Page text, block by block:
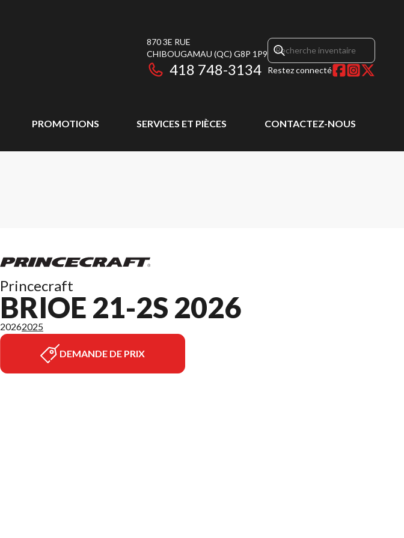
870 3E RUE
CHIBOUGAMAU (QC) G8P 1P9
418 748-3134 Restez connecté
PROMOTIONS SERVICES ET PIÈCES CONTACTEZ-NOUS
Princecraft
BRIOE 21-2S 2026
20262025
DEMANDE DE PRIX